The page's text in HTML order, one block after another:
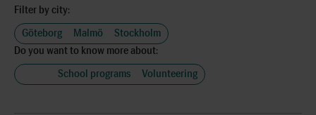
Filter by city:
Göteborg
Malmö
Stockholm
Do you want to know more about:
School programs Volunteering